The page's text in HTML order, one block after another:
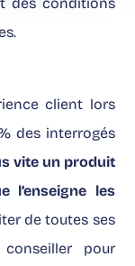
client lors
des interrogés
vite un produit
l’enseigne les
de toutes ses
pour